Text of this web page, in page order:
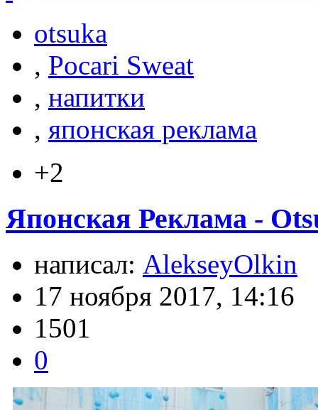
otsuka
, Pocari Sweat
, напитки
, японская реклама
+2
Японская Реклама -
написал: AlekseyOlkin
17 ноября 2017, 14:16
1501
0